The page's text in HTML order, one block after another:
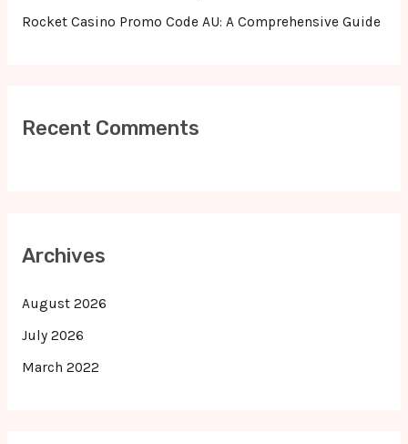
Rocket Casino Promo Code AU: A Comprehensive Guide
Recent Comments
Archives
August 2026
July 2026
March 2022